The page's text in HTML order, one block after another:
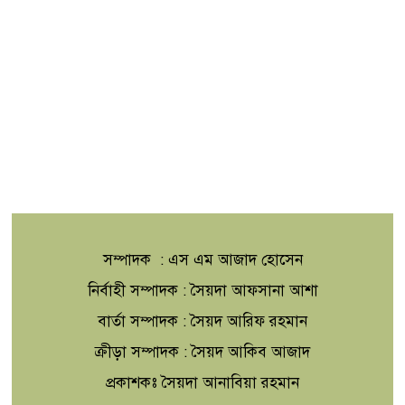
সম্পাদক : এস এম আজাদ হোসেন
নির্বাহী সম্পাদক : সৈয়দা আফসানা আশা
বার্তা সম্পাদক : সৈয়দ আরিফ রহমান
ক্রীড়া সম্পাদক : সৈয়দ আকিব আজাদ
প্রকাশকঃ সৈয়দা আনাবিয়া রহমান